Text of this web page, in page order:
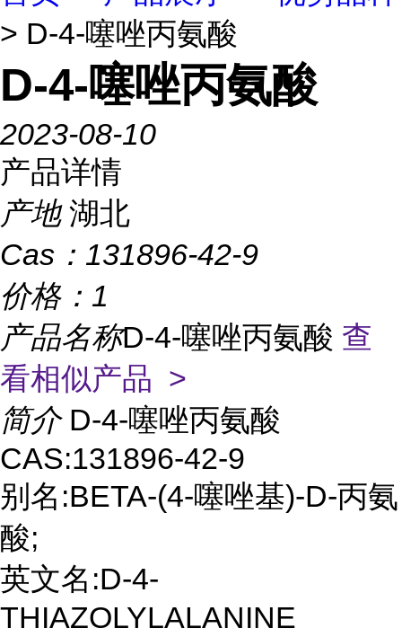
> D-4-噻唑丙氨酸
D-4-噻唑丙氨酸
2023-08-10
产品详情
产地 湖北
Cas： 131896-42-9
价格： 1
产品名称D-4-噻唑丙氨酸 查
看相似产品 >
简介 D-4-噻唑丙氨酸
CAS:131896-42-9
别名:BETA-(4-噻唑基)-D-丙氨
酸;
英文名:D-4-
THIAZOLYLALANINE